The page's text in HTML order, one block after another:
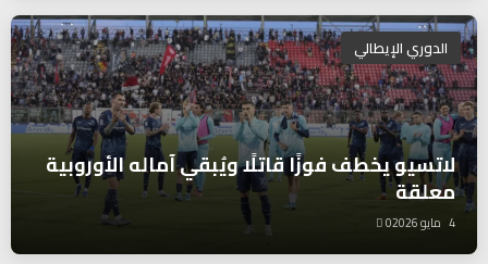
الدوري الإيطالي
لاتسيو يخطف فوزًا قاتلًا ويُبقي آماله الأوروبية
معلقة
4 مايو 2026 0